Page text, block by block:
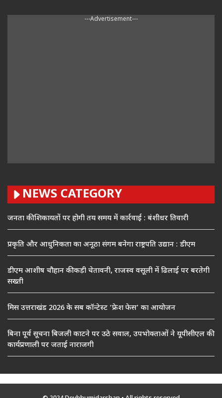
---Advertisement---
NEWS CATEGORY
जनता की शिकायतों पर होगी तय समय में कार्रवाई : बंशीधर तिवारी
प्रकृति और आधुनिकता का अनूठा संगम बनेगा राष्ट्रपति उद्यान : डीएम
डीएम आशीष चौहान की कड़ी चेतावनी, राजस्व वसूली में ढिलाई पर बरतेगी
सख्ती
मिस उत्तराखंड 2026 के सब कॉन्टेस्ट ‘फ्रेश फेस’ का आयोजन
बिना पूर्व सूचना बिजली काटने पर उठे सवाल, उपभोक्ताओं ने यूपीसीएल की
कार्यप्रणाली पर जताई नाराजगी